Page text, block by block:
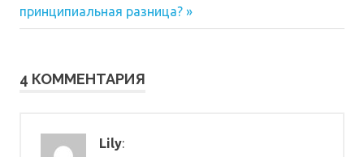
записям
запись:
принципиальная разница?
4 КОММЕНТАРИЯ
Lily: